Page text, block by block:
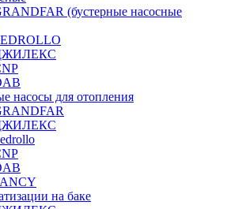
(бустерные насосные
насосы для отопления
на баке